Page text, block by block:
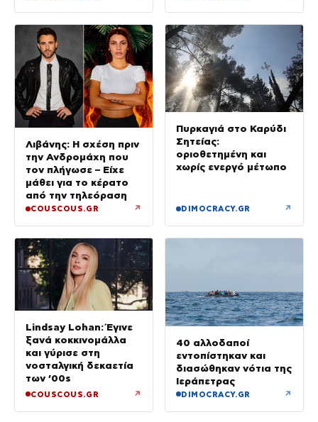
Λιβάνης: Η σχέση πριν
την Ανδρομάχη που
τον πλήγωσε – Είχε
μάθει για το κέρατο
από την τηλεόραση
COUSCOUS.GR ↗
Πυρκαγιά στο Καρύδι
Σητείας:
οριοθετημένη και
χωρίς ενεργό μέτωπο
DIMOCRACY.GR ↗
Lindsay Lohan: Έγινε
ξανά κοκκινομάλλα
και γύρισε στη
νοσταλγική δεκαετία
των ’00s
COUSCOUS.GR ↗
40 αλλοδαποί
εντοπίστηκαν και
διασώθηκαν νότια της
Ιεράπετρας
DIMOCRACY.GR ↗